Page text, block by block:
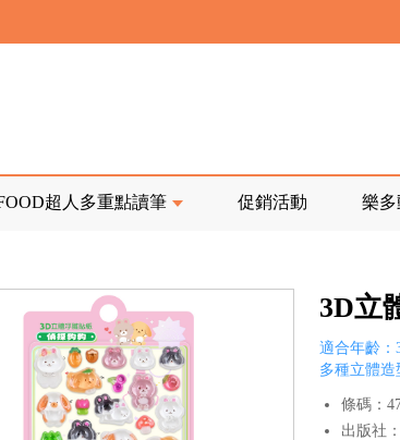
郵票
超人多重點讀筆 促銷活動 樂多
3D立
適合年齡：
多種立體
條碼：
出版社